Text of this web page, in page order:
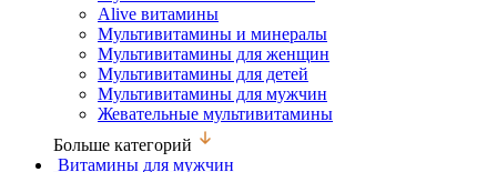
Alive витамины
Мультивитамины и минералы
Мультивитамины для женщин
Мультивитамины для детей
Мультивитамины для мужчин
Жевательные мультивитамины
Больше категорий
Витамины для мужчин